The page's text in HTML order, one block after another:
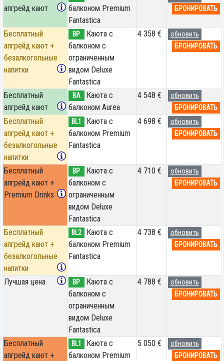
апгрейд кают
балконом Premium
Fantastica
БРОНИРОВАТЬ
Бесплатный
апгрейд кают +
безалкогольные
напитки
BP
Каюта с
балконом c
ограниченным
видом Deluxe
Fantastica
4 358 €
обновить
БРОНИРОВАТЬ
Бесплатный
апгрейд кают
BA
Каюта с
балконом Aurea
4 548 €
обновить
БРОНИРОВАТЬ
Бесплатный
апгрейд кают +
безалкогольные
напитки
BL1
Каюта с
балконом Premium
Fantastica
4 698 €
обновить
БРОНИРОВАТЬ
Бесплатный
апгрейд кают +
Premium Drinks
BP
Каюта с
балконом c
ограниченным
видом Deluxe
Fantastica
4 710 €
обновить
БРОНИРОВАТЬ
Бесплатный
апгрейд кают +
безалкогольные
напитки
BL2
Каюта с
балконом Premium
Fantastica
4 738 €
обновить
БРОНИРОВАТЬ
Лучшая цена BP
Каюта с
балконом c
ограниченным
видом Deluxe
Fantastica
4 788 €
обновить
БРОНИРОВАТЬ
Бесплатный
апгрейд кают +
BL1
Каюта с
балконом Premium
5 050 €
обновить
БРОНИРОВАТЬ